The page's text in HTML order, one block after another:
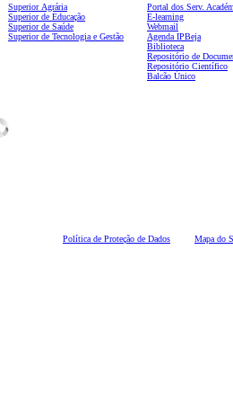
Superior Agrária
Superior de Educação
Superior de Saúde
Superior de Tecnologia e Gestão
Portal dos Serv.
E-learning
Webmail
Agenda IPBeja
Biblioteca
Repositório de
Repositório Científico
Balcão Único
Política de Proteção de Dados Mapa do